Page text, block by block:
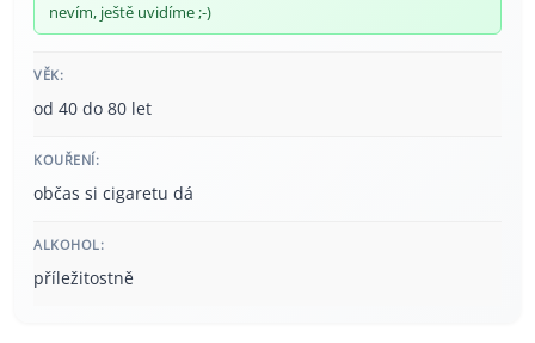
nevím, ještě uvidíme ;-)
VĚK:
od 40 do 80 let
KOUŘENÍ:
občas si cigaretu dá
ALKOHOL:
příležitostně